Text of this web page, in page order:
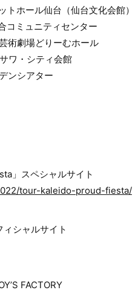
ホール仙台（仙台文化会館）
コミュニティセンター
術劇場どりーむホール
ワ・シティ会館
ンシアター
」スペシャルサイト
tour-kaleido-proud-fiesta/
ィシャルサイト
FACTORY